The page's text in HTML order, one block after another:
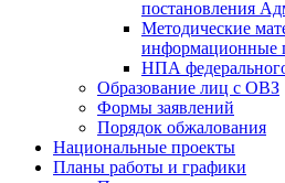
постановления
Методические
информационные
НПА
Образование лиц с ОВЗ
Формы заявлений
Порядок обжалования
Национальные проекты
Планы работы и графики